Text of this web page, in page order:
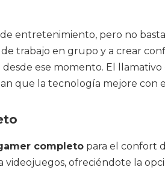
entretenimiento, pero no
trabajo en grupo y a crear
ese momento. El
que la tecnología mejore con
completo para el confort
ofreciéndote la